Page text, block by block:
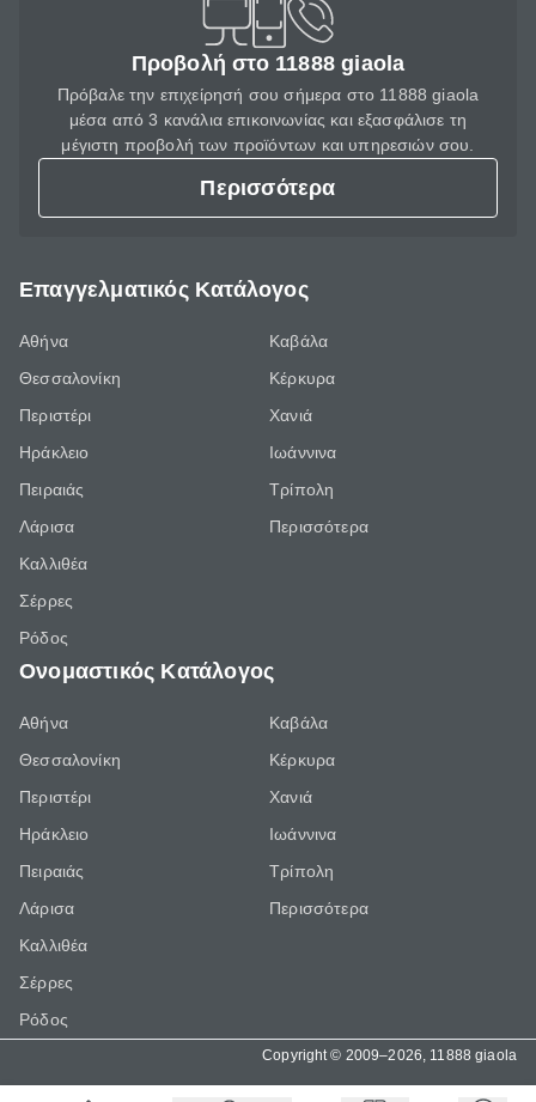
Προβολή στο 11888 giaola
Πρόβαλε την επιχείρησή σου σήμερα στο 11888 giaola
μέσα από 3 κανάλια επικοινωνίας και εξασφάλισε τη
μέγιστη προβολή των προϊόντων και υπηρεσιών σου.
Περισσότερα
Επαγγελματικός Κατάλογος
Αθήνα
Θεσσαλονίκη
Περιστέρι
Ηράκλειο
Πειραιάς
Λάρισα
Καλλιθέα
Σέρρες
Ρόδος
Καβάλα
Κέρκυρα
Χανιά
Ιωάννινα
Τρίπολη
Περισσότερα
Ονομαστικός Κατάλογος
Αθήνα
Θεσσαλονίκη
Περιστέρι
Ηράκλειο
Πειραιάς
Λάρισα
Καλλιθέα
Σέρρες
Ρόδος
Καβάλα
Κέρκυρα
Χανιά
Ιωάννινα
Τρίπολη
Περισσότερα
Copyright © 2009–2026, 11888 giaola